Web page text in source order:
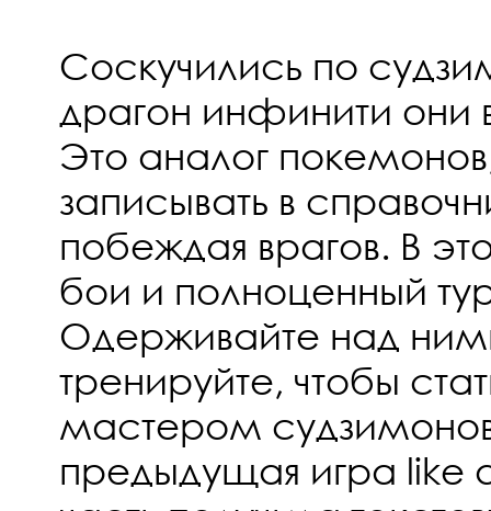
Соскучились по
драгон инфинити они
Это аналог
записывать в
побеждая врагов. В
бои и полноценный
Одерживайте над
тренируйте, чтобы
мастером
предыдущая игра like